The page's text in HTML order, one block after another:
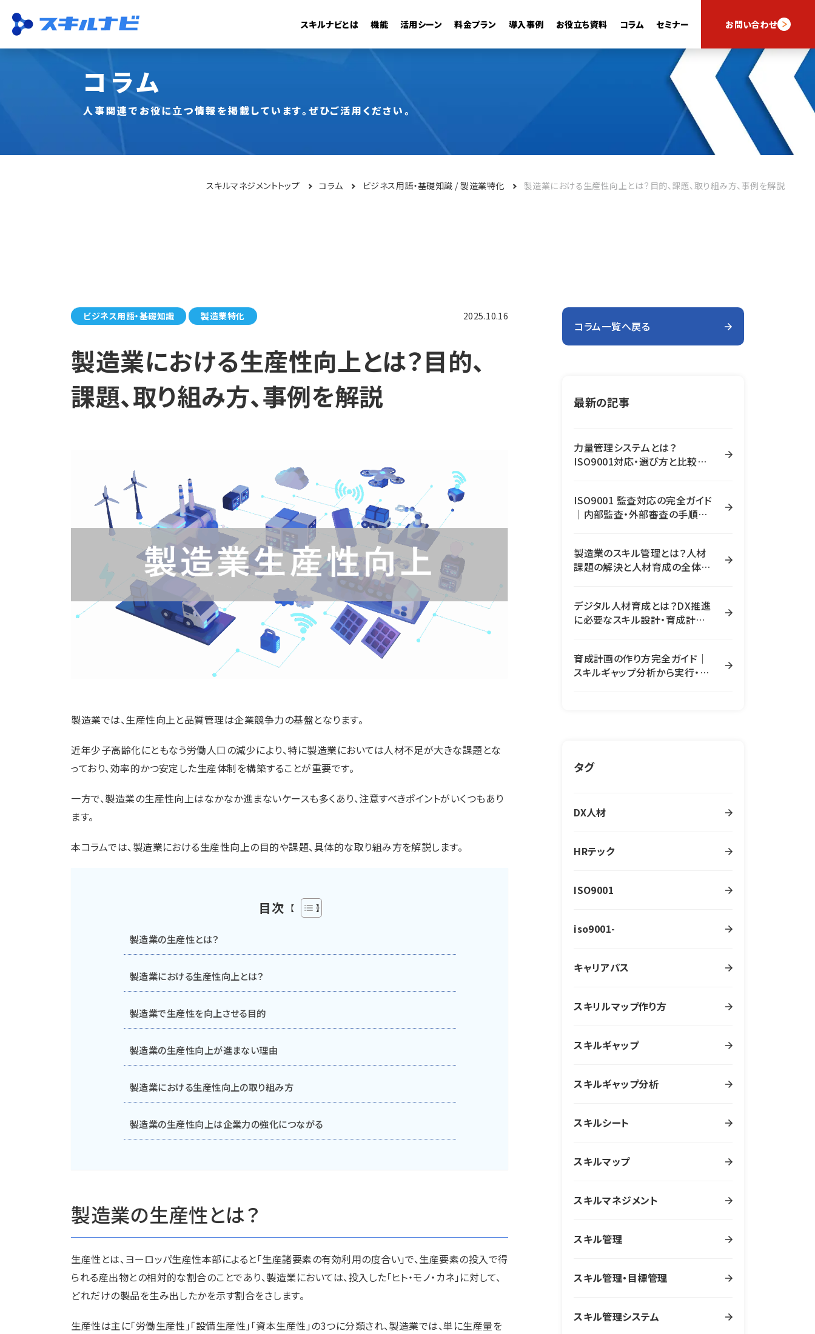
スキルナビとは 機能
機能一覧スキル管理
活用シーン
ISO運用収集・一元管理
料金プラン 導入事例 お役立ち資料 コラム セミナー お問い合わせ
コラム
人事関連でお役に立つ情報を掲載しています。ぜひご活用ください。
スキルマネジメントトップ コラム ビジネス用語・基礎知識 製造業特化 製造業における生産性向上とは？目的、課題、取り組み方、事例を解説
ビジネス用語・基礎知識 製造業特化 2025.10.16
製造業における生産性向上とは？目的、
課題、取り組み方、事例を解説
製造業では、生産性向上と品質管理は企業競争力の基盤となります。
近年少子高齢化にともなう労働人口の減少により、特に製造業においては人材不足が大きな課題とな
っており、効率的かつ安定した生産体制を構築することが重要です。
一方で、製造業の生産性向上はなかなか進まないケースも多くあり、注意すべきポイントがいくつもあり
ます。
本コラムでは、製造業における生産性向上の目的や課題、具体的な取り組み方を解説します。
目次
製造業の生産性とは？
製造業における生産性向上とは？
製造業で生産性を向上させる目的
製造業の生産性向上が進まない理由
製造業における生産性向上の取り組み方
製造業の生産性向上は企業力の強化につながる
製造業の生産性とは？
生産性とは、ヨーロッパ生産性本部によると「生産諸要素の有効利用の度合い」で、生産要素の投入で得
られる産出物との相対的な割合のことであり、製造業においては、投入した「ヒト・モノ・カネ」に対して、
どれだけの製品を生み出したかを示す割合をさします。
生産性は主に「労働生産性」「設備生産性」「資本生産性」の3つに分類され、製造業では、単に生産量を
コラム一覧へ戻る
最新の記事
力量管理システムとは？
ISO9001対応・選び方と比較の
ISO9001 監査対応の完全ガイド
｜内部監査・外部審査の手順と
製造業のスキル管理とは？人材
課題の解決と人材育成の全体像
デジタル人材育成とは？DX推進
に必要なスキル設計・育成計画・
育成計画の作り方完全ガイド｜
スキルギャップ分析から実行・効
タグ
DX人材
HRテック
ISO9001
iso9001-
キャリアパス
スキリルマップ作り方
スキルギャップ
スキルギャップ分析
スキルシート
スキルマップ
スキルマネジメント
スキル管理
スキル管理・目標管理
スキル管理システム